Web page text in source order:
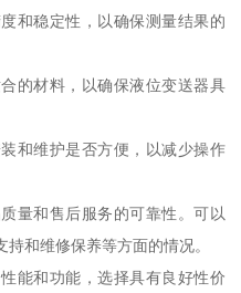
和稳定性，以确保测量结果的
的材料，以确保液位变送器具
和维护是否方便，以减少操作
量和售后服务的可靠性。可以
和维修保养等方面的情况。
能和功能，选择具有良好性价